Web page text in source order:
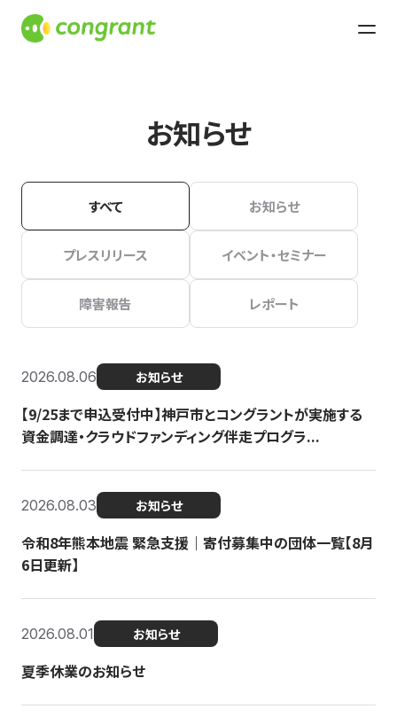
お知らせ
すべて お知らせ
プレスリリース イベント・セミナー
障害報告 レポート
2026.08.06 お知らせ
【9/25まで申込受付中】神戸市とコングラントが実施する
資金調達・クラウドファンディング伴走プログラ...
2026.08.03 お知らせ
令和8年熊本地震 緊急支援｜寄付募集中の団体一覧【8月
6日更新】
2026.08.01 お知らせ
夏季休業のお知らせ